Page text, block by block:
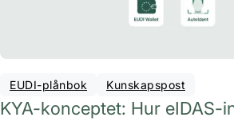
EUDI-plånbok Kunskapspost
KYA-konceptet: Hur eIDAS-